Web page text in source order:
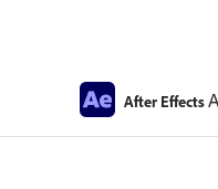
After Effects